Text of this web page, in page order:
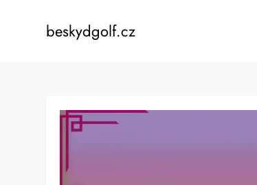
beskydgolf.cz